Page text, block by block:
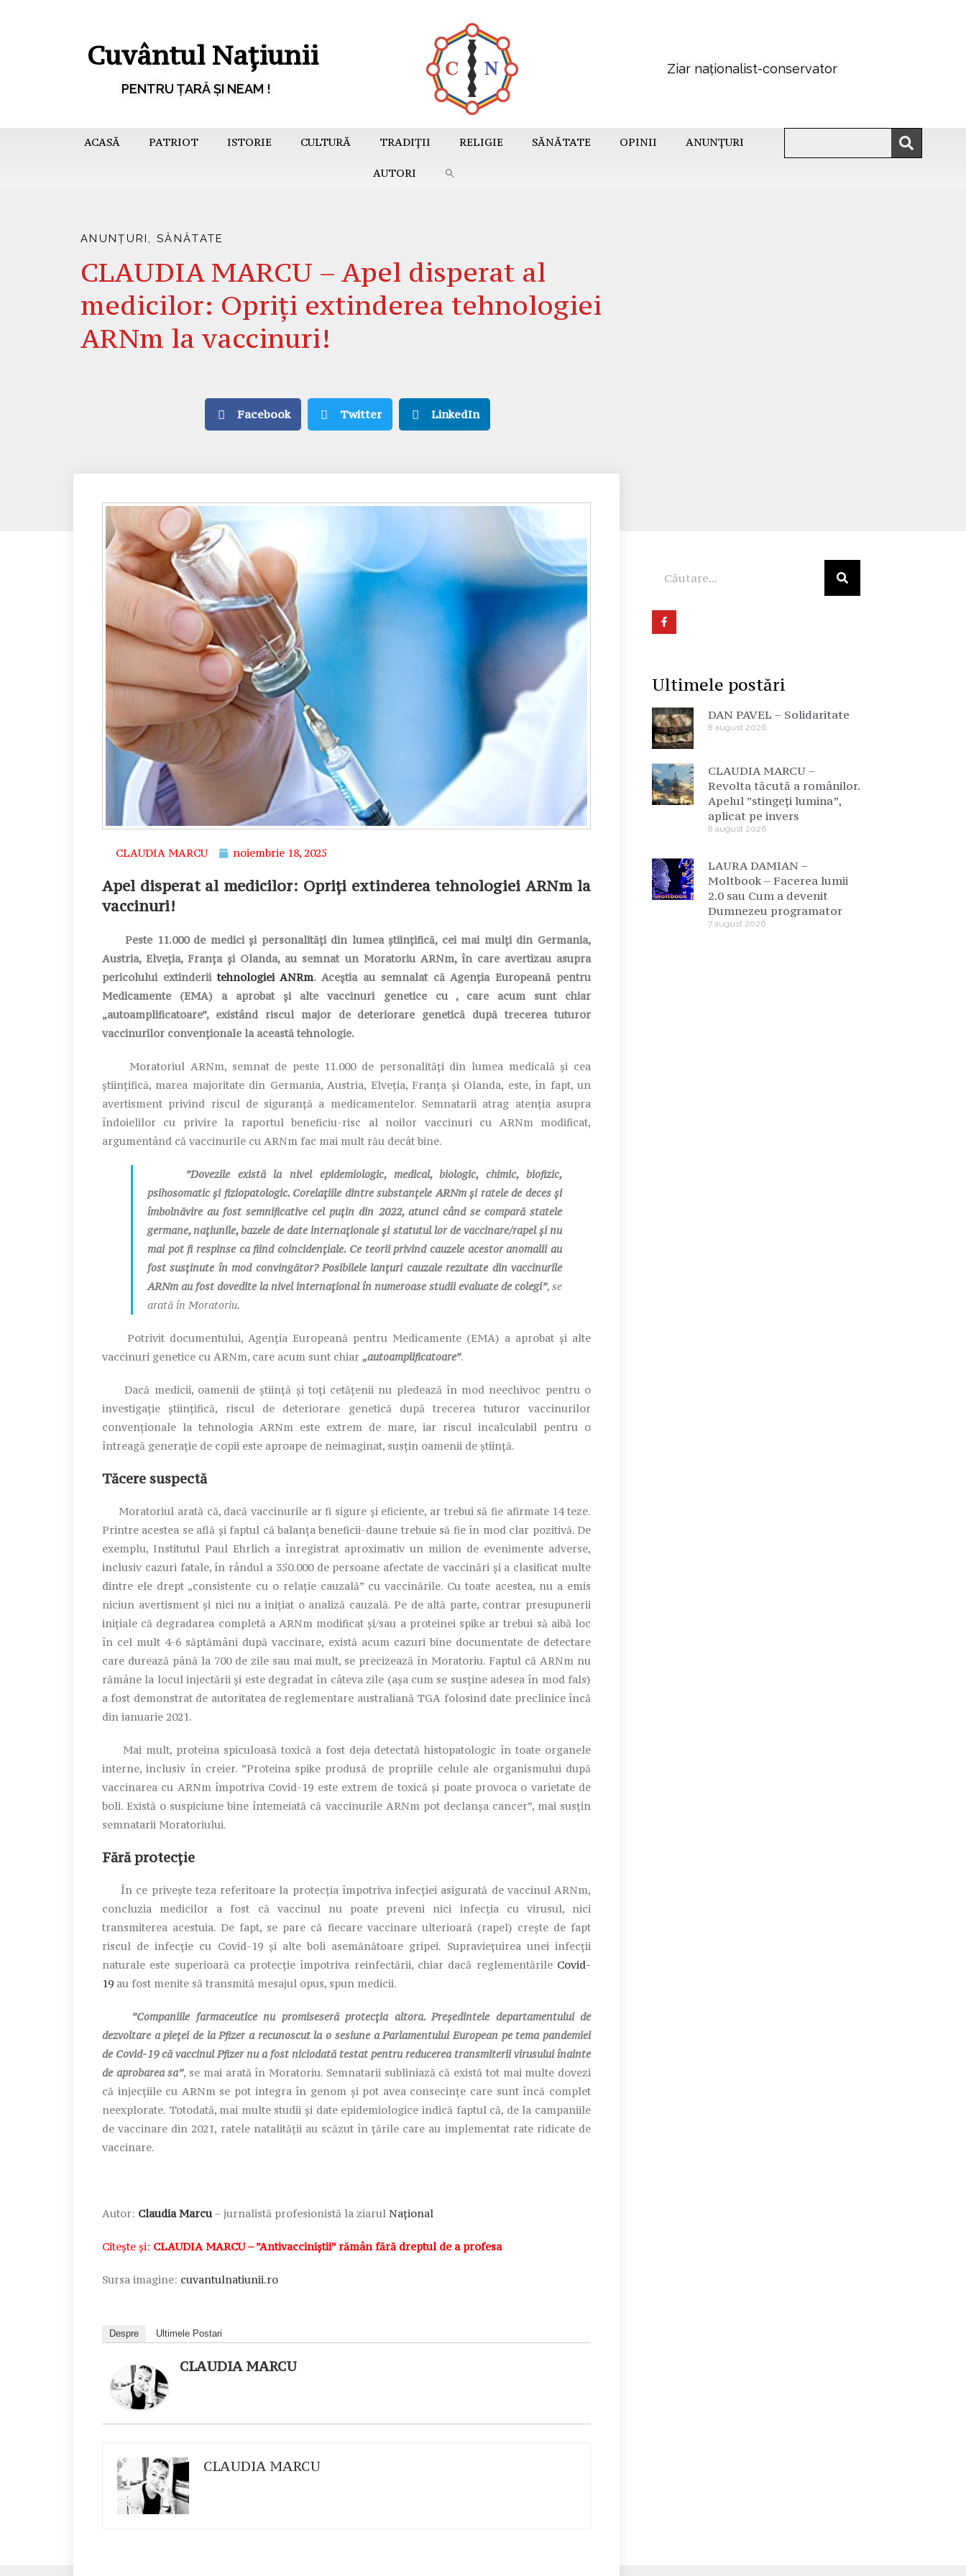
Cuvântul Națiunii
PENTRU ȚARĂ ȘI NEAM !
Ziar naționalist-conservator
ACASĂ PATRIOT ISTORIE CULTURĂ TRADIȚII RELIGIE SĂNĂTATE OPINII ANUNȚURI
AUTORI
ANUNȚURI ,SĂNĂTATE
CLAUDIA MARCU – Apel disperat al
medicilor: Opriți extinderea tehnologiei
ARNm la vaccinuri!
Facebook Twitter LinkedIn
CLAUDIA MARCU noiembrie 18, 2025
Apel disperat al medicilor: Opriți extinderea tehnologiei ARNm la
vaccinuri!
Peste 11.000 de medici și personalități din lumea științifică, cei mai mulți din Germania,
Austria, Elveția, Franța și Olanda, au semnat un Moratoriu ARNm, în care avertizau asupra
pericolului extinderiitehnologiei ANRm. Aceștia au semnalat că Agenția Europeană pentru
Medicamente (EMA) a aprobat și alte vaccinuri genetice cu , care acum sunt chiar
„autoamplificatoare”, existând riscul major de deteriorare genetică după trecerea tuturor
vaccinurilor convenționale la această tehnologie.
Moratoriul ARNm, semnat de peste 11.000 de personalități din lumea medicală și cea
științifică, marea majoritate din Germania, Austria, Elveția, Franța și Olanda, este, în fapt, un
avertisment privind riscul de siguranță a medicamentelor. Semnatarii atrag atenția asupra
îndoielilor cu privire la raportul beneficiu-risc al noilor vaccinuri cu ARNm modificat,
argumentând că vaccinurile cu ARNm fac mai mult rău decât bine.
”Dovezile există la nivel epidemiologic, medical, biologic, chimic, biofizic,
psihosomatic și fiziopatologic. Corelațiile dintre substanțele ARNm și ratele de deces și
îmbolnăvire au fost semnificative cel puțin din 2022, atunci când se compară statele
germane, națiunile, bazele de date internaționale și statutul lor de vaccinare/rapel și nu
mai pot fi respinse ca fiind coincidențiale. Ce teorii privind cauzele acestor anomalii au
fost susținute în mod convingător? Posibilele lanțuri cauzale rezultate din vaccinurile
ARNm au fost dovedite la nivel internațional în numeroase studii evaluate de colegi”, se
arată în Moratoriu.
Potrivit documentului, Agenția Europeană pentru Medicamente (EMA) a aprobat și alte
vaccinuri genetice cu ARNm, care acum sunt chiar „autoamplificatoare”.
Dacă medicii, oamenii de știință și toți cetățenii nu pledează în mod neechivoc pentru o
investigație științifică, riscul de deteriorare genetică după trecerea tuturor vaccinurilor
convenționale la tehnologia ARNm este extrem de mare, iar riscul incalculabil pentru o
întreagă generație de copii este aproape de neimaginat, susțin oamenii de știință.
Tăcere suspectă
Moratoriul arată că, dacă vaccinurile ar fi sigure și eficiente, ar trebui să fie afirmate 14 teze.
Printre acestea se află și faptul că balanța beneficii-daune trebuie să fie în mod clar pozitivă. De
exemplu, Institutul Paul Ehrlich a înregistrat aproximativ un milion de evenimente adverse,
inclusiv cazuri fatale, în rândul a 350.000 de persoane afectate de vaccinări și a clasificat multe
dintre ele drept „consistente cu o relație cauzală” cu vaccinările. Cu toate acestea, nu a emis
niciun avertisment și nici nu a inițiat o analiză cauzală. Pe de altă parte, contrar presupunerii
inițiale că degradarea completă a ARNm modificat și/sau a proteinei spike ar trebui să aibă loc
în cel mult 4-6 săptămâni după vaccinare, există acum cazuri bine documentate de detectare
care durează până la 700 de zile sau mai mult, se precizează în Moratoriu. Faptul că ARNm nu
rămâne la locul injectării și este degradat în câteva zile (așa cum se susține adesea în mod fals)
a fost demonstrat de autoritatea de reglementare australiană TGA folosind date preclinice încă
din ianuarie 2021.
Mai mult, proteina spiculoasă toxică a fost deja detectată histopatologic în toate organele
interne, inclusiv în creier. ”Proteina spike produsă de propriile celule ale organismului după
vaccinarea cu ARNm împotriva Covid-19 este extrem de toxică și poate provoca o varietate de
boli. Există o suspiciune bine întemeiată că vaccinurile ARNm pot declanșa cancer”, mai susțin
semnatarii Moratoriului.
Fără protecție
În ce privește teza referitoare la protecția împotriva infecției asigurată de vaccinul ARNm,
concluzia medicilor a fost că vaccinul nu poate preveni nici infecția cu virusul, nici
transmiterea acestuia. De fapt, se pare că fiecare vaccinare ulterioară (rapel) crește de fapt
riscul de infecție cu Covid-19 și alte boli asemănătoare gripei. Supraviețuirea unei infecții
naturale este superioară ca protecție împotriva reinfectării, chiar dacă reglementările Covid-
19 au fost menite să transmită mesajul opus, spun medicii.
”Companiile farmaceutice nu promiseseră protecția altora. Președintele departamentului de
dezvoltare a pieței de la Pfizer a recunoscut la o sesiune a Parlamentului European pe tema pandemiei
de Covid-19 că vaccinul Pfizer nu a fost niciodată testat pentru reducerea transmiterii virusului înainte
de aprobarea sa”, se mai arată în Moratoriu. Semnatarii subliniază că există tot mai multe dovezi
că injecțiile cu ARNm se pot integra în genom și pot avea consecințe care sunt încă complet
neexplorate. Totodată, mai multe studii și date epidemiologice indică faptul că, de la campaniile
de vaccinare din 2021, ratele natalității au scăzut în țările care au implementat rate ridicate de
vaccinare.
Autor: Claudia Marcu– jurnalistă profesionistă la ziarul Național
Citește și: CLAUDIA MARCU – ”Antivacciniștii” rămân fără dreptul de a profesa
Sursa imagine: cuvantulnatiunii.ro
Despre Ultimele Postari
CLAUDIA MARCU
CLAUDIA MARCU
Ultimele postări
DAN PAVEL – Solidaritate
8 august 2026
CLAUDIA MARCU –
Revolta tăcută a românilor.
Apelul ”stingeți lumina”,
aplicat pe invers
8 august 2026
LAURA DAMIAN –
Moltbook – Facerea lumii
2.0 sau Cum a devenit
Dumnezeu programator
7 august 2026